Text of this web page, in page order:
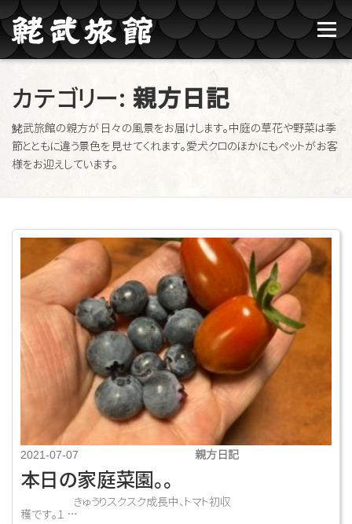
コンテンツへスキップ
メニュー
鮱武旅館のご紹介 牛タン焼たあ坊
ブログ記事一覧 お問い合わせ ご予約
カテゴリー: 親方日記
鮱武旅館の親方が日々の風景をお届けします。中庭の草花や野菜は季
節とともに違う景色を見せてくれます。愛犬クロのほかにもペットがお客
様をお迎えしています。
親方日記
2021-07-07
本日の家庭菜園。。
きゅうりスクスク成長中、トマト初収
穫です。１ …